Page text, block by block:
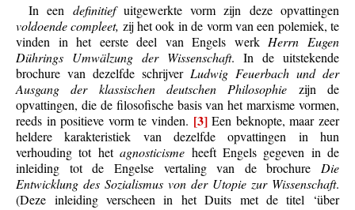
In een definitief uitgewerkte vorm zijn deze opvattingen
voldoende compleet, zij het ook in de vorm van een polemiek, te
vinden in het eerste deel van Engels werk Herrn Eugen
Dührings Umwälzung der Wissenschaft. In de uitstekende
brochure van dezelfde schrijver Ludwig Feuerbach und der
Ausgang der klassischen deutschen Philosophie zijn de
opvattingen, die de filosofische basis van het marxisme vormen,
reeds in positieve vorm te vinden. [3]Een beknopte, maar zeer
heldere karakteristiek van dezelfde opvattingen in hun
verhouding tot hetagnosticisme heeft Engels gegeven in de
inleiding tot de Engelse vertaling van de brochure Die
Entwicklung des Sozialismus von der Utopie zur Wissenschaft.
(Deze inleiding verscheen in het Duits met de titel ‘über